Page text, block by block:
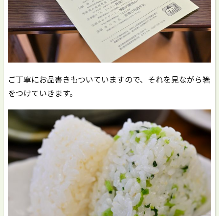
ご丁寧にお品書きもついていますので、それを見ながら箸
をつけていきます。